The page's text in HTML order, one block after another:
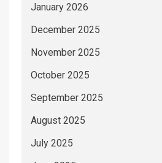
January 2026
December 2025
November 2025
October 2025
September 2025
August 2025
July 2025